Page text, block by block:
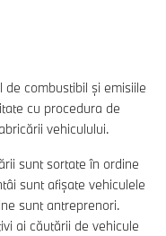
combustibil şi emisiile
cu procedura de
vehiculului.
sunt sortate în ordine
sunt afișate vehiculele
sunt antreprenori.
ai căutării de vehicule